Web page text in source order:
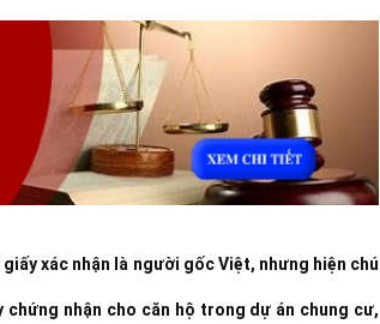
xác nhận là người gốc Việt, nhưng hiện chú
nhận cho căn hộ trong dự án chung cư,